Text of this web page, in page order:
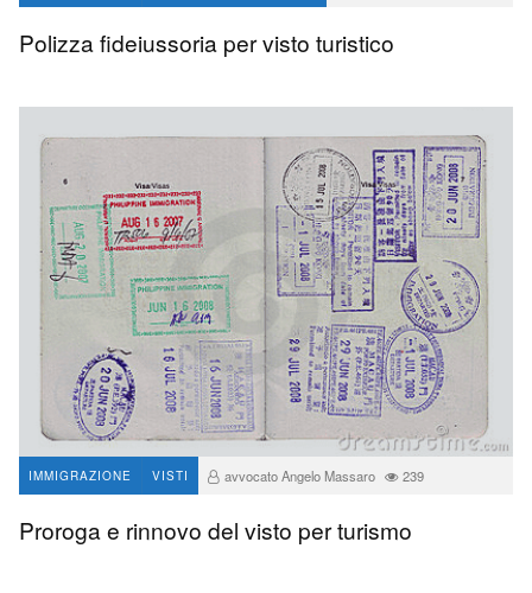
Polizza fideiussoria per visto turistico
IMMIGRAZIONE VISTI avvocato Angelo Massaro 239
Proroga e rinnovo del visto per turismo